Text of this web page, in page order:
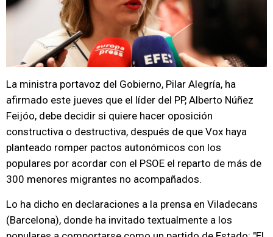
La ministra portavoz del Gobierno, Pilar Alegría, ha
afirmado este jueves que el líder del PP, Alberto Núñez
Feijóo, debe decidir si quiere hacer oposición
constructiva o destructiva, después de que Vox haya
planteado romper pactos autonómicos con los
populares por acordar con el PSOE el reparto de más de
300 menores migrantes no acompañados.
Lo ha dicho en declaraciones a la prensa en Viladecans
(Barcelona), donde ha invitado textualmente a los